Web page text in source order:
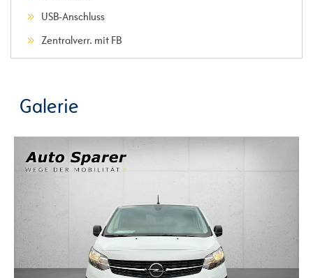
USB-Anschluss
Zentralverr. mit FB
Galerie